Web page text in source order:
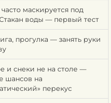
маскируется под
воды — первый тест
прогулка — занять руки
и снеки не на столе —
шансов на
перекус